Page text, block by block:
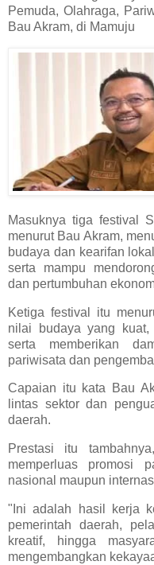
Pemuda, Olahraga,
Bau Akram, di Mamuju
Masuknya tiga festival
menurut Bau Akram,
budaya dan kearifan
serta mampu
dan pertumbuhan
Ketiga festival itu
nilai budaya yang kuat,
serta memberikan
pariwisata dan
Capaian itu kata Bau
lintas sektor dan
daerah.
Prestasi itu
memperluas promosi
nasional maupun
"Ini adalah hasil kerja
pemerintah daerah,
kreatif, hingga
mengembangkan